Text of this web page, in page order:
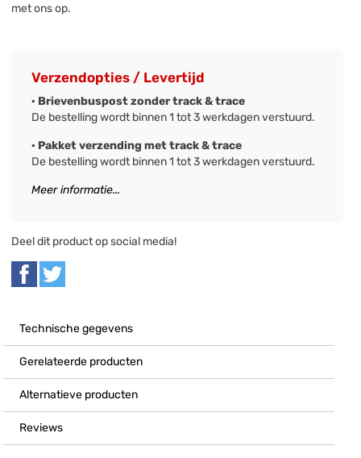
met ons op.
Verzendopties / Levertijd
· Brievenbuspost zonder track & trace
De bestelling wordt binnen 1 tot 3 werkdagen verstuurd.
· Pakket verzending met track & trace
De bestelling wordt binnen 1 tot 3 werkdagen verstuurd.
Meer informatie...
Deel dit product op social media!
Technische gegevens
Gerelateerde producten
Alternatieve producten
Reviews